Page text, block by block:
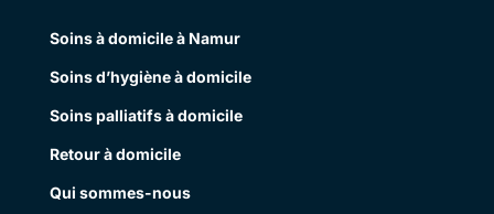
Soins à domicile à Namur
Soins d’hygiène à domicile
Soins palliatifs à domicile
Retour à domicile
Qui sommes-nous